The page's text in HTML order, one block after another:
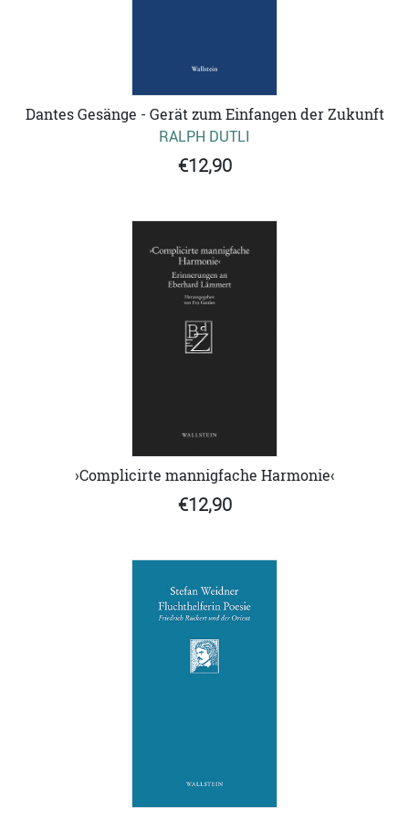
Dantes Gesänge - Gerät zum Einfangen der Zukunft
RALPH DUTLI
€12,90
›Complicirte mannigfache Harmonie‹
€12,90